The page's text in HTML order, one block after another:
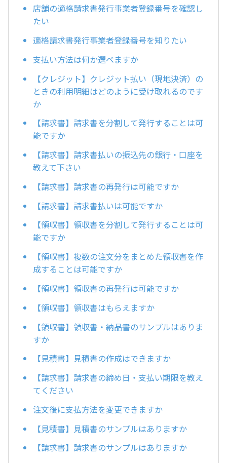
店舗の適格請求書発行事業者登録番号を確認し
たい
適格請求書発行事業者登録番号を知りたい
支払い方法は何か選べますか
【クレジット】クレジット払い（現地決済）の
ときの利用明細はどのように受け取れるのです
か
【請求書】請求書を分割して発行することは可
能ですか
【請求書】請求書払いの振込先の銀行・口座を
教えて下さい
【請求書】請求書の再発行は可能ですか
【請求書】請求書払いは可能ですか
【領収書】領収書を分割して発行することは可
能ですか
【領収書】複数の注文分をまとめた領収書を作
成することは可能ですか
【領収書】領収書の再発行は可能ですか
【領収書】領収書はもらえますか
【領収書】領収書・納品書のサンプルはありま
すか
【見積書】見積書の作成はできますか
【請求書】請求書の締め日・支払い期限を教え
てください
注文後に支払方法を変更できますか
【見積書】見積書のサンプルはありますか
【請求書】請求書のサンプルはありますか